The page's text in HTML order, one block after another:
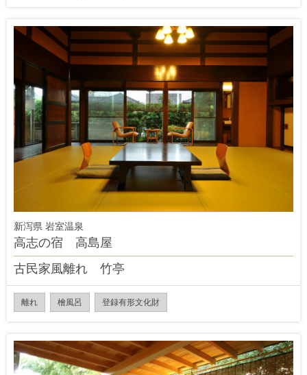
新泻県 岩室温泉
高志の宿 高島屋
古民家風離れ 竹亭
離れ 檜風呂 登録有形文化財